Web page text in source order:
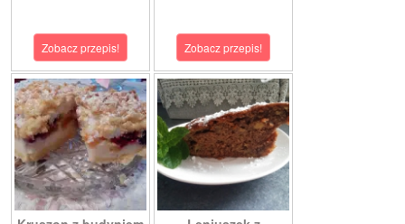
Zobacz przepis! Zobacz przepis!